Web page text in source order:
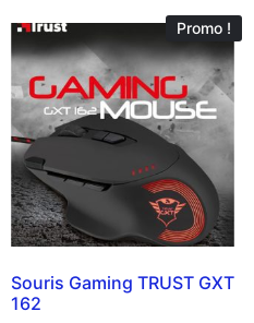
Promo !
Souris Gaming TRUST GXT
162